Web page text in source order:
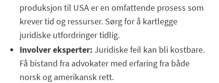
produksjon til USA er en omfattende prosess som
krever tid og ressurser. Sørg for å kartlegge
juridiske utfordringer tidlig.
Involver eksperter:Juridiske feil kan bli kostbare.
Få bistand fra advokater med erfaring fra både
norsk og amerikansk rett.